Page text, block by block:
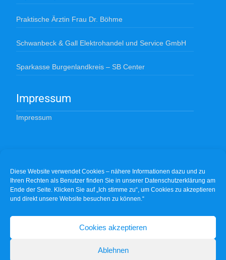
Diese Website verwendet Cookies – nähere Informationen dazu und zu
Ihren Rechten als Benutzer finden Sie in unserer Datenschutzerklärung am
Ende der Seite. Klicken Sie auf „Ich stimme zu“, um Cookies zu akzeptieren
und direkt unsere Website besuchen zu können.“
Cookies akzeptieren
Ablehnen
Praktische Ärztin Frau Dr. Böhme
Schwanbeck & Gall Elektrohandel und Service GmbH
Sparkasse Burgenlandkreis – SB Center
Impressum
Impressum
DSGVO